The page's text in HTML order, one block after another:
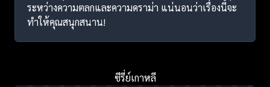
ระหว่างความตลกและความดราม่า แน่นอนว่าเรื่องนี้จะ
ทำให้คุณสนุกสนาน!
ซีรี่ย์เกาหลี